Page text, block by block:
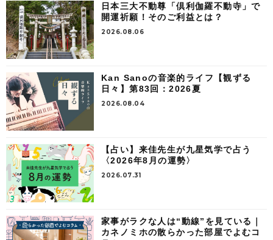
日本三大不動尊「倶利伽羅不動寺」で
開運祈願！そのご利益とは？
2026.08.06
Kan Sanoの音楽的ライフ【観ずる
日々】第83回：2026夏
2026.08.04
【占い】来佳先生が九星気学で占う
〈2026年8月の運勢〉
2026.07.31
家事がラクな人は“動線”を見ている｜
カネノミホの散らかった部屋でよむコ